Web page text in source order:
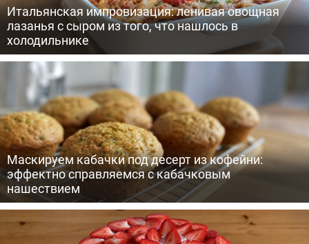
Итальянская импровизация: ленивая овощная
лазанья с сыром из того, что нашлось в
холодильнике
Маскируем кабачки под десерт из кофейни:
эффектно справляемся с кабачковым
нашествием